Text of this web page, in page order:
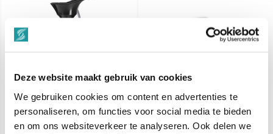
Deze website maakt gebruik van cookies
We gebruiken cookies om content en advertenties te
personaliseren, om functies voor social media te bieden
en om ons websiteverkeer te analyseren. Ook delen we
Alteq Mobiele Wasbak ,
verstelbaar pedaal met
wielen
Alteq Ziekenhuis
Wasbak